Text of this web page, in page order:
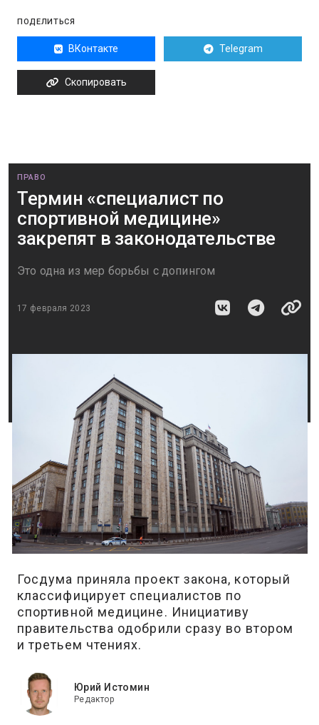
ПОДЕЛИТЬСЯ
ВКонтакте Telegram
Скопировать
ПРАВО
Термин «специалист по
спортивной медицине»
закрепят в законодательстве
Это одна из мер борьбы с допингом
17 февраля 2023
Госдума приняла проект закона, который
классифицирует специалистов по
спортивной медицине. Инициативу
правительства одобрили сразу во втором
и третьем чтениях.
Юрий Истомин
Редактор